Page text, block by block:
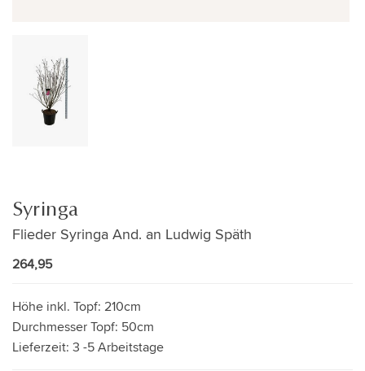
Syringa
Flieder Syringa And. an Ludwig Späth
264,95
Höhe inkl. Topf: 210cm
Durchmesser Topf: 50cm
Lieferzeit: 3 -5 Arbeitstage